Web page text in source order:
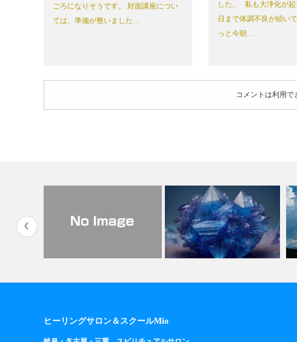
ごろになりそうです。 対面講座につい
ては、準備が整いました…
した。 私も大浄化が
日まで体調不良が続い
っと今朝…
コメントは利用で
立春をむかえて
ヒーリングサロン＆スクールMio